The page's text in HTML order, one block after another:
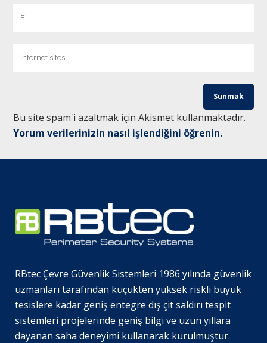
Bu site spam'i azaltmak için Akismet kullanmaktadır.
Yorum verilerinizin nasıl işlendiğini öğrenin.
RBtec Çevre Güvenlik Sistemleri 1986 yılında güvenlik
uzmanları tarafından küçükten yüksek riskli büyük
tesislere kadar geniş entegre dış çit saldırı tespit
sistemleri projelerinde geniş bilgi ve uzun yıllara
dayanan saha deneyimi kullanarak kurulmuştur.